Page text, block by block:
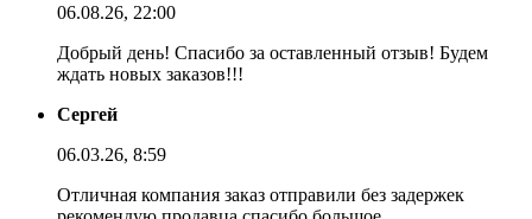
06.08.26, 22:00
Добрый день! Спасибо за оставленный отзыв! Будем
ждать новых заказов!!!
Сергей
06.03.26, 8:59
Отличная компания заказ отправили без задержек